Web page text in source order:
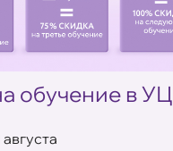
обучение в УЦ